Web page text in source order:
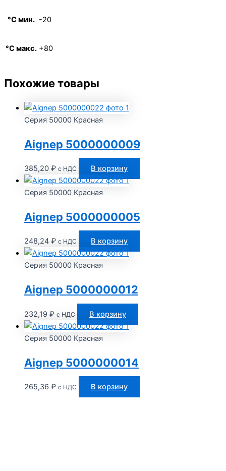
°C мин. -20
°C макс. +80
Похожие товары
Серия 50000 Красная
Aignep 5000000009
385,20 ₽ с НДС В корзину
Серия 50000 Красная
Aignep 5000000005
248,24 ₽ с НДС В корзину
Серия 50000 Красная
Aignep 5000000012
232,19 ₽ с НДС В корзину
Серия 50000 Красная
Aignep 5000000014
265,36 ₽ с НДС В корзину